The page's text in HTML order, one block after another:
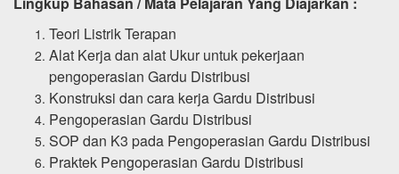
Teori Listrik Terapan
Alat Kerja dan alat Ukur untuk pekerjaan
pengoperasian Gardu Distribusi
Konstruksi dan cara kerja Gardu Distribusi
Pengoperasian Gardu Distribusi
SOP dan K3 pada Pengoperasian Gardu Distribusi
Praktek Pengoperasian Gardu Distribusi